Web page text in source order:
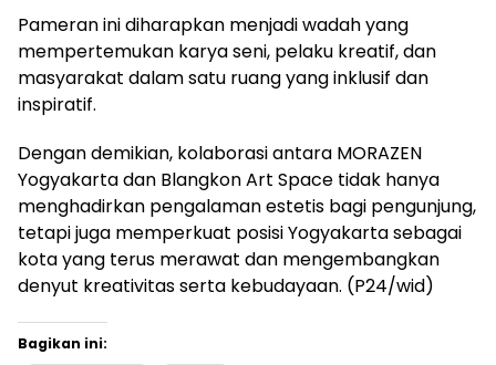
Pameran ini diharapkan menjadi wadah yang
mempertemukan karya seni, pelaku kreatif, dan
masyarakat dalam satu ruang yang inklusif dan
inspiratif.
Dengan demikian, kolaborasi antara MORAZEN
Yogyakarta dan Blangkon Art Space tidak hanya
menghadirkan pengalaman estetis bagi pengunjung,
tetapi juga memperkuat posisi Yogyakarta sebagai
kota yang terus merawat dan mengembangkan
denyut kreativitas serta kebudayaan. (P24/wid)
Bagikan ini: